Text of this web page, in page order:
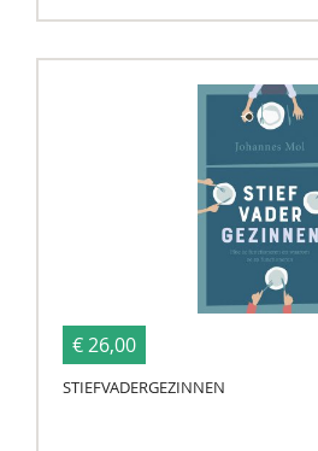
€ 26,00
STIEFVADERGEZINNEN